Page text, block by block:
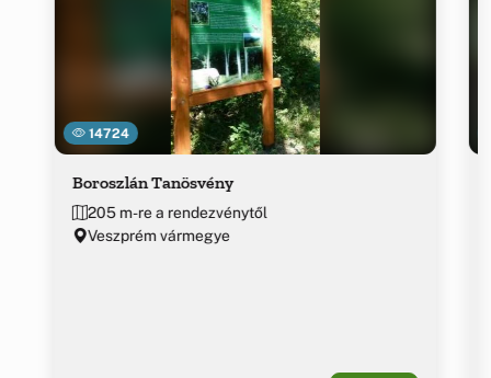
14724
Boroszlán Tanösvény
205 m-re a rendezvénytől
Veszprém vármegye